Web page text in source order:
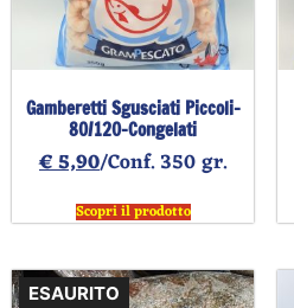
Gamberetti Sgusciati Piccoli-
80/120-Congelati
€5,90/Conf. 350 gr.
Scopri il prodotto
ESAURITO